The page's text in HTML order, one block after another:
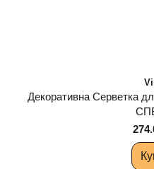
Декоративна Серветка